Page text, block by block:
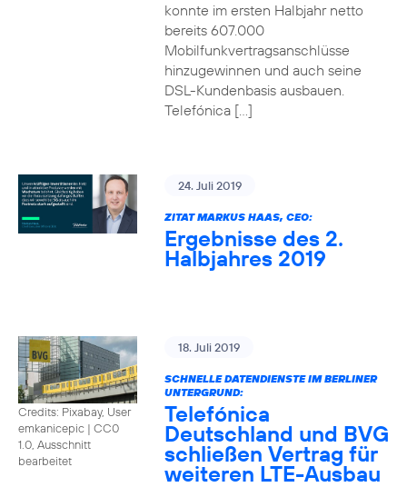
konnte im ersten Halbjahr netto
bereits 607.000
Mobilfunkvertragsanschlüsse
hinzugewinnen und auch seine
DSL-Kundenbasis ausbauen.
Telefónica […]
24. Juli 2019
ZITAT MARKUS HAAS, CEO:
Ergebnisse des 2.
Halbjahres 2019
Credits: Pixabay, User
emkanicepic | CC0
1.0, Ausschnitt
bearbeitet
18. Juli 2019
SCHNELLE DATENDIENSTE IM BERLINER
UNTERGRUND:
Telefónica
Deutschland und BVG
schließen Vertrag für
weiteren LTE-Ausbau